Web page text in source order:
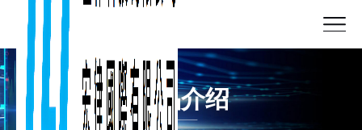
产品介绍